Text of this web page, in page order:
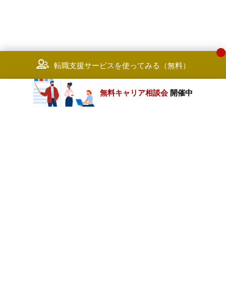
転職支援サービスを使ってみる（無料）
無料キャリア相談会 開催中